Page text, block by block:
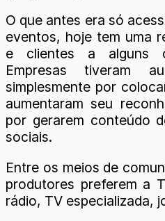
O que antes era só
eventos, hoje tem uma
e clientes a alguns
Empresas tiveram
simplesmente por
aumentaram seu
por gerarem conteúdo
sociais.
Entre os meios de
produtores preferem a
rádio, TV especializada,